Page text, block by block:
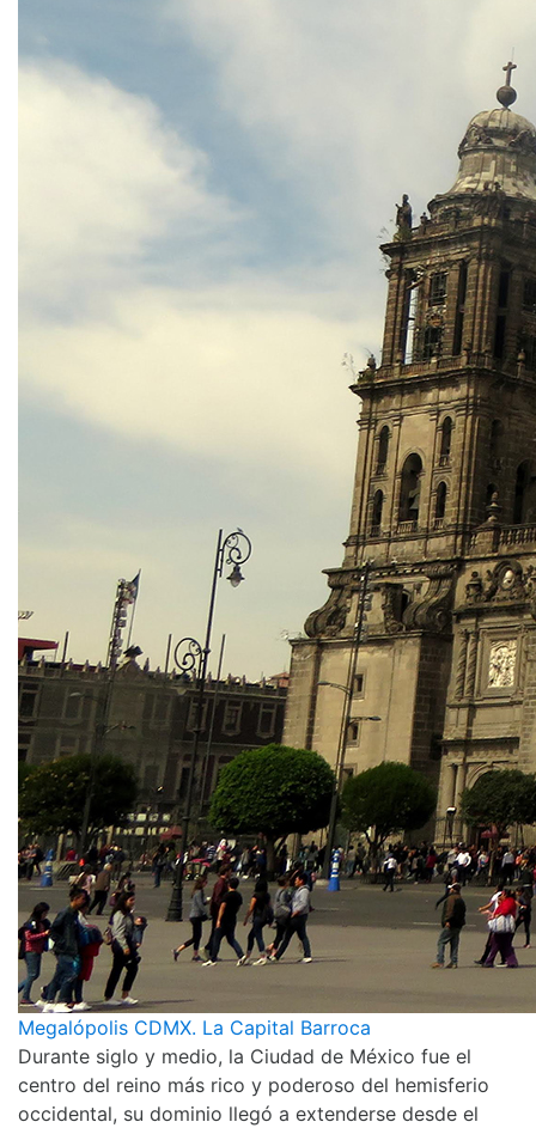
Megalópolis CDMX. La Capital Barroca
Durante siglo y medio, la Ciudad de México fue el
centro del reino más rico y poderoso del hemisferio
occidental, su dominio llegó a extenderse desde el